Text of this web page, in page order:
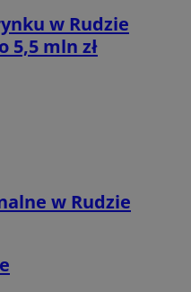
w Rudzie
5,5 mln zł
w Rudzie